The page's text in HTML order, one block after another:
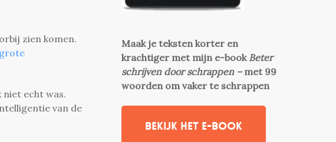
zien komen.
grote
niet echt was.
van de
Maak je teksten korter en
krachtiger met mijn e-book Beter
schrijven door schrappen –met 99
woorden om vaker te schrappen
Bekijk het e-book